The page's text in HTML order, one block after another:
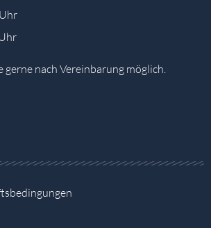
gerne nach Vereinbarung möglich.